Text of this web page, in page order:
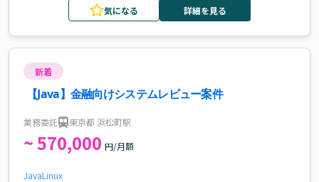
気になる 詳細を見る
新着
【Java】金融向けシステムレビュー案件
業務委託 東京都 浜松町駅
~ 570,000 円/月額
JavaLinux